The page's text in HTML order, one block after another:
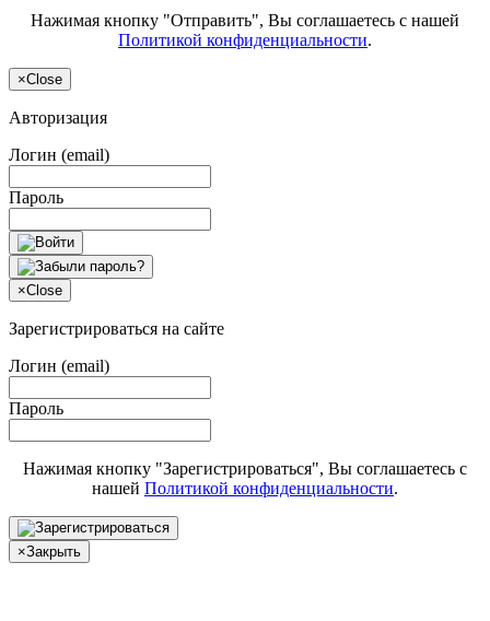
Нажимая кнопку "Отправить", Вы соглашаетесь с нашей
Политикой конфиденциальности.
×Close
Авторизация
Логин (email)
Пароль
×Close
Зарегистрироваться на сайте
Логин (email)
Пароль
Нажимая кнопку "Зарегистрироваться", Вы соглашаетесь с
нашей Политикой конфиденциальности.
×Закрыть